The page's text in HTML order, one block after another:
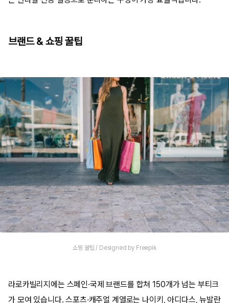
브랜드 & 쇼핑 꿀팁
쇼핑 꿀팁 / Designed by Freepik
라로카빌리지에는 스페인·국제 브랜드를 합쳐 150개가 넘는 부티크
가 모여 있습니다. 스포츠·캐주얼 계열로는 나이키, 아디다스, 뉴발란